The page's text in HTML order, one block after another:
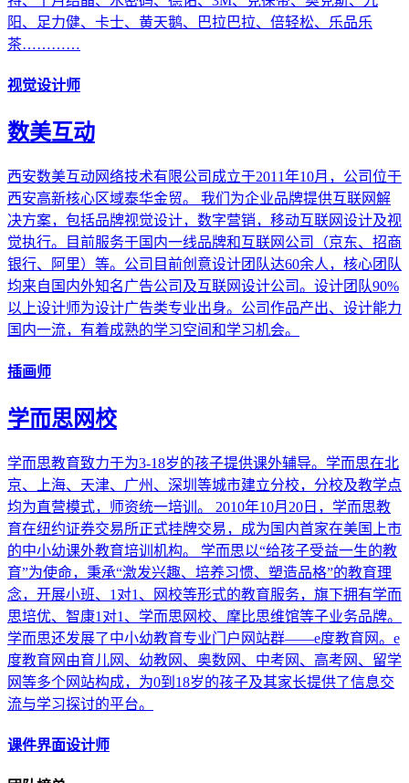
阳、足力健、卡士、黄天鹅、巴拉巴拉、倍轻松、乐品乐
茶…………
视觉设计师
数美互动
西安数美互动网络技术有限公司成立于2011年10月，公司位于
西安高新核心区域泰华金贸。 我们为企业品牌提供互联网解
决方案，包括品牌视觉设计，数字营销，移动互联网设计及视
觉执行。目前服务于国内一线品牌和互联网公司（京东、招商
银行、阿里）等。公司目前创意设计团队达60余人，核心团队
均来自国内外知名广告公司及互联网设计公司。设计团队90%
以上设计师为设计广告类专业出身。公司作品产出、设计能力
国内一流，有着成熟的学习空间和学习机会。
插画师
学而思网校
学而思教育致力于为3-18岁的孩子提供课外辅导。学而思在北
京、上海、天津、广州、深圳等城市建立分校，分校及教学点
均为直营模式，师资统一培训。 2010年10月20日，学而思教
育在纽约证券交易所正式挂牌交易，成为国内首家在美国上市
的中小幼课外教育培训机构。 学而思以“给孩子受益一生的教
育”为使命，秉承“激发兴趣、培养习惯、塑造品格”的教育理
念，开展小班、1对1、网校等形式的教育服务，旗下拥有学而
思培优、智康1对1、学而思网校、摩比思维馆等子业务品牌。
学而思还发展了中小幼教育专业门户网站群——e度教育网。e
度教育网由育儿网、幼教网、奥数网、中考网、高考网、留学
网等多个网站构成，为0到18岁的孩子及其家长提供了信息交
流与学习探讨的平台。
课件界面设计师